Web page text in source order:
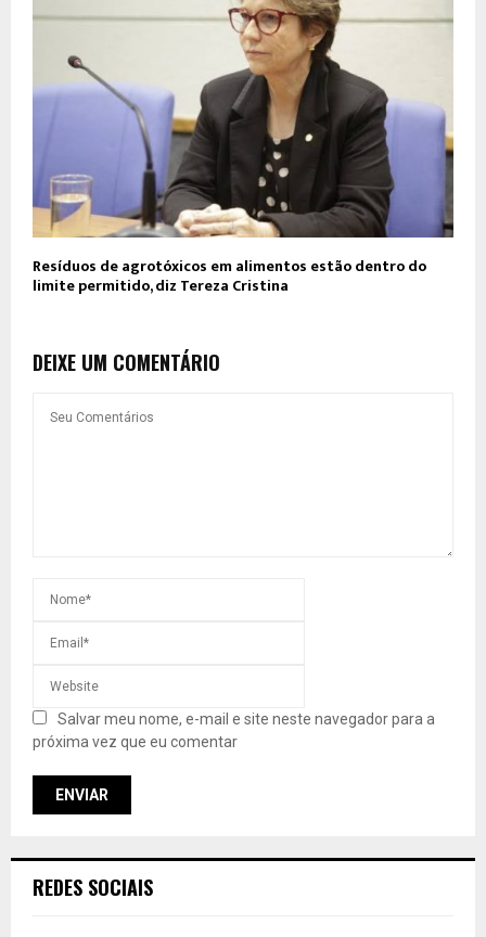
Resíduos de agrotóxicos em alimentos estão dentro do
limite permitido, diz Tereza Cristina
DEIXE UM COMENTÁRIO
Salvar meu nome, e-mail e site neste navegador para a
próxima vez que eu comentar
REDES SOCIAIS